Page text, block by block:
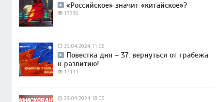
«Российское» значит «китайское»?
17336
30.04.2024 11:05
Повестка дня – 37: вернуться от грабежа
к развитию!
17111
29.04.2024 18:05